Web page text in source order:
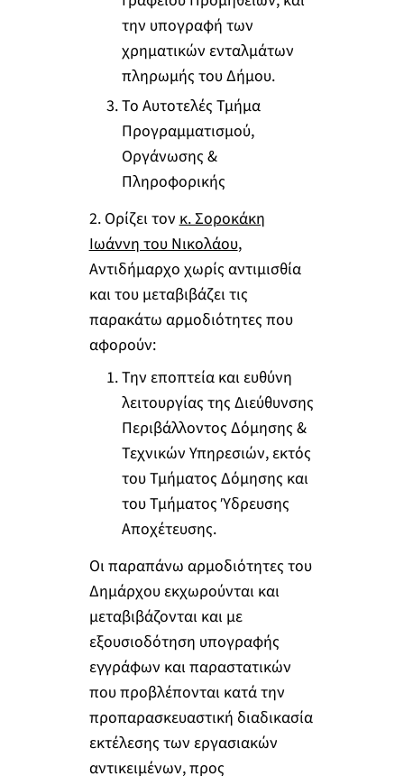
την υπογραφή των
χρηματικών ενταλμάτων
πληρωμής του Δήμου.
Το Αυτοτελές Τμήμα
Προγραμματισμού,
Οργάνωσης &
Πληροφορικής
2. Ορίζει τον κ. Σοροκάκη
Ιωάννη του Νικολάου,
Αντιδήμαρχο χωρίς αντιμισθία
και του μεταβιβάζει τις
παρακάτω αρμοδιότητες που
αφορούν:
Την εποπτεία και ευθύνη
λειτουργίας της Διεύθυνσης
Περιβάλλοντος Δόμησης &
Τεχνικών Υπηρεσιών, εκτός
του Τμήματος Δόμησης και
του Τμήματος Ύδρευσης
Αποχέτευσης.
Οι παραπάνω αρμοδιότητες του
Δημάρχου εκχωρούνται και
μεταβιβάζονται και με
εξουσιοδότηση υπογραφής
εγγράφων και παραστατικών
που προβλέπονται κατά την
προπαρασκευαστική διαδικασία
εκτέλεσης των εργασιακών
αντικειμένων, προς